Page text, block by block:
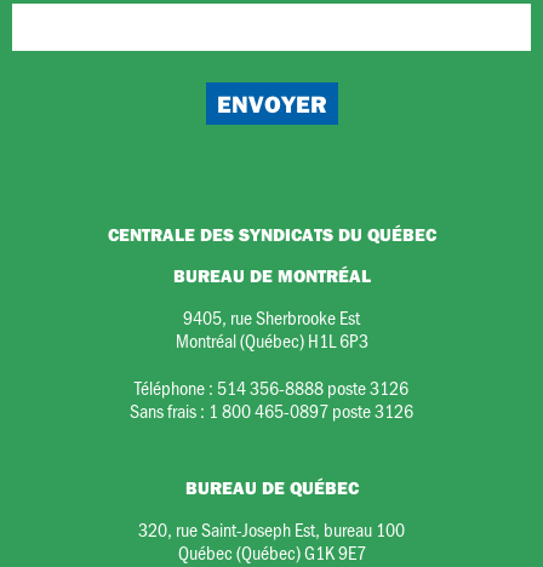
CENTRALE DES SYNDICATS DU QUÉBEC
BUREAU DE MONTRÉAL
9405, rue Sherbrooke Est
Montréal (Québec) H1L 6P3
Téléphone : 514 356-8888 poste 3126
Sans frais : 1 800 465-0897 poste 3126
BUREAU DE QUÉBEC
320, rue Saint-Joseph Est, bureau 100
Québec (Québec) G1K 9E7